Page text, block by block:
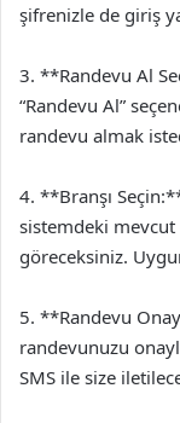
şifrenizle de giriş
3. **Randevu Al
“Randevu Al”
randevu almak
4. **Branşı
sistemdeki
göreceksiniz.
5. **Randevu
randevunuzu
SMS ile size